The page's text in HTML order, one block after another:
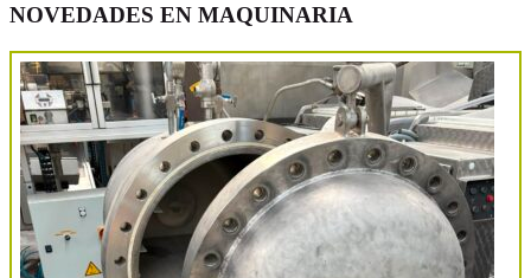
NOVEDADES EN MAQUINARIA